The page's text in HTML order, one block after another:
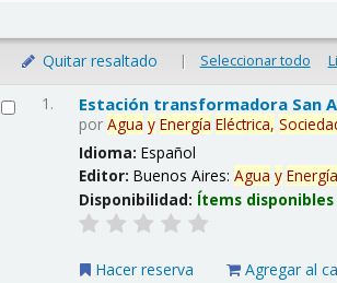
Quitar resaltado | Seleccionar todo
1. Estación transformadora San
porAgua y Energía Eléctrica,
Idioma:Español
Editor:Buenos Aires:Agua y Energía
Disponibilidad: Ítems
Hacer reserva Agregar al